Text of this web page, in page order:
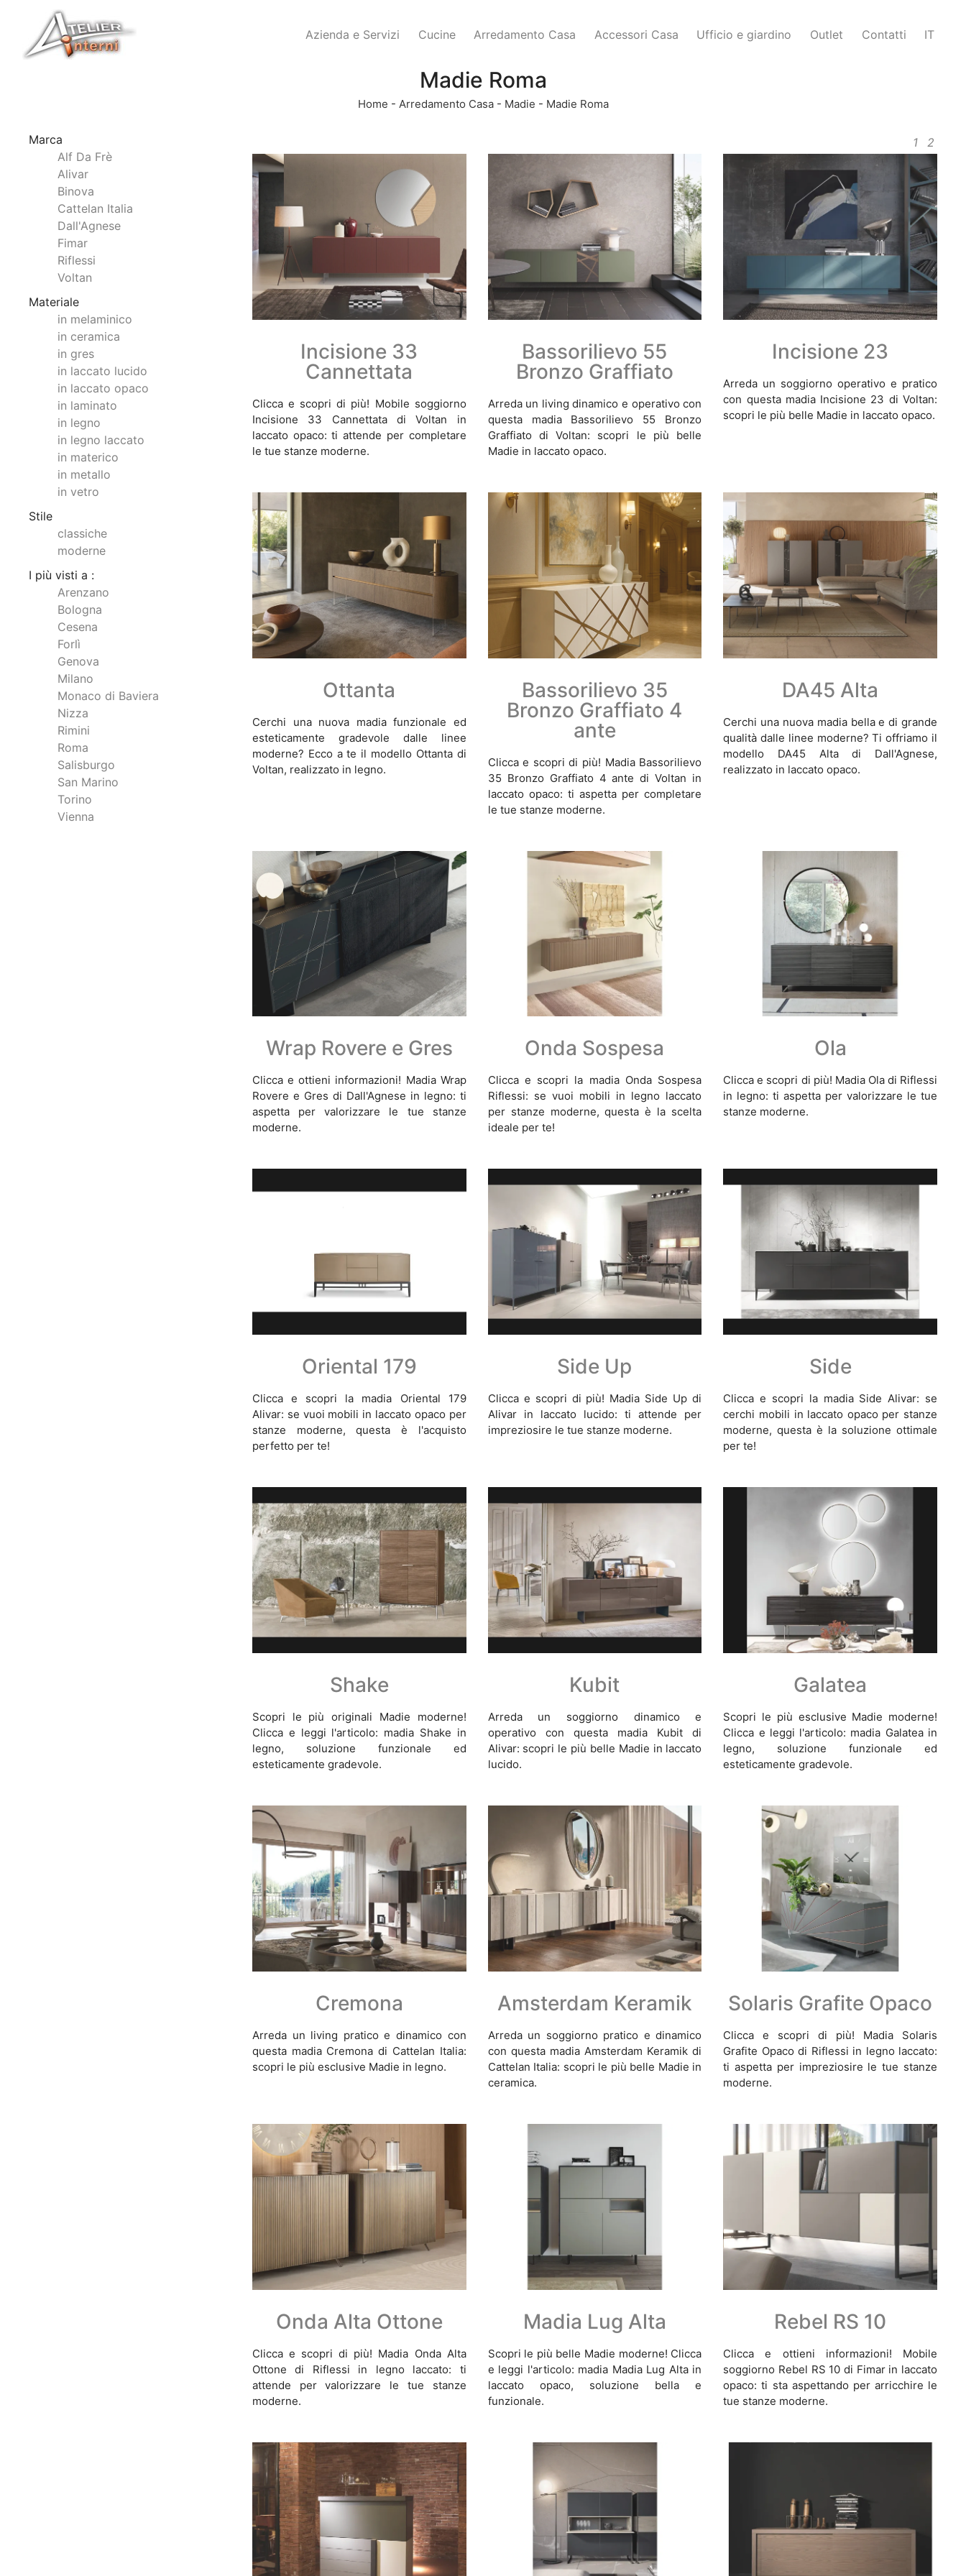
Azienda e Servizi Cucine Arredamento Casa Accessori Casa Ufficio e giardino Outlet Contatti IT
Madie Roma
Home - Arredamento Casa- Madie - Madie Roma
Marca
Alf Da Frè
Alivar
Binova
Cattelan Italia
Dall'Agnese
Fimar
Riflessi
Voltan
Materiale
in melaminico
in ceramica
in gres
in laccato lucido
in laccato opaco
in laminato
in legno
in legno laccato
in materico
in metallo
in vetro
Stile
classiche
moderne
I più visti a :
Arenzano
Bologna
Cesena
Forlì
Genova
Milano
Monaco di Baviera
Nizza
Rimini
Roma
Salisburgo
San Marino
Torino
Vienna
1 2
Incisione 33
Cannettata
Clicca e scopri di più! Mobile soggiorno
Incisione 33 Cannettata di Voltan in
laccato opaco: ti attende per completare
le tue stanze moderne.
Bassorilievo 55
Bronzo Graffiato
Arreda un living dinamico e operativo con
questa madia Bassorilievo 55 Bronzo
Graffiato di Voltan: scopri le più belle
Madie in laccato opaco.
Incisione 23
Arreda un soggiorno operativo e pratico
con questa madia Incisione 23 di Voltan:
scopri le più belle Madie in laccato opaco.
Ottanta
Cerchi una nuova madia funzionale ed
esteticamente gradevole dalle linee
moderne? Ecco a te il modello Ottanta di
Voltan, realizzato in legno.
Bassorilievo 35
Bronzo Graffiato 4
ante
Clicca e scopri di più! Madia Bassorilievo
35 Bronzo Graffiato 4 ante di Voltan in
laccato opaco: ti aspetta per completare
le tue stanze moderne.
DA45 Alta
Cerchi una nuova madia bella e di grande
qualità dalle linee moderne? Ti offriamo il
modello DA45 Alta di Dall'Agnese,
realizzato in laccato opaco.
Wrap Rovere e Gres
Clicca e ottieni informazioni! Madia Wrap
Rovere e Gres di Dall'Agnese in legno: ti
aspetta per valorizzare le tue stanze
moderne.
Onda Sospesa
Clicca e scopri la madia Onda Sospesa
Riflessi: se vuoi mobili in legno laccato
per stanze moderne, questa è la scelta
ideale per te!
Ola
Clicca e scopri di più! Madia Ola di Riflessi
in legno: ti aspetta per valorizzare le tue
stanze moderne.
Oriental 179
Clicca e scopri la madia Oriental 179
Alivar: se vuoi mobili in laccato opaco per
stanze moderne, questa è l'acquisto
perfetto per te!
Side Up
Clicca e scopri di più! Madia Side Up di
Alivar in laccato lucido: ti attende per
impreziosire le tue stanze moderne.
Side
Clicca e scopri la madia Side Alivar: se
cerchi mobili in laccato opaco per stanze
moderne, questa è la soluzione ottimale
per te!
Shake
Scopri le più originali Madie moderne!
Clicca e leggi l'articolo: madia Shake in
legno, soluzione funzionale ed
esteticamente gradevole.
Kubit
Arreda un soggiorno dinamico e
operativo con questa madia Kubit di
Alivar: scopri le più belle Madie in laccato
lucido.
Galatea
Scopri le più esclusive Madie moderne!
Clicca e leggi l'articolo: madia Galatea in
legno, soluzione funzionale ed
esteticamente gradevole.
Cremona
Arreda un living pratico e dinamico con
questa madia Cremona di Cattelan Italia:
scopri le più esclusive Madie in legno.
Amsterdam Keramik
Arreda un soggiorno pratico e dinamico
con questa madia Amsterdam Keramik di
Cattelan Italia: scopri le più belle Madie in
ceramica.
Solaris Grafite Opaco
Clicca e scopri di più! Madia Solaris
Grafite Opaco di Riflessi in legno laccato:
ti aspetta per impreziosire le tue stanze
moderne.
Onda Alta Ottone
Clicca e scopri di più! Madia Onda Alta
Ottone di Riflessi in legno laccato: ti
attende per valorizzare le tue stanze
moderne.
Madia Lug Alta
Scopri le più belle Madie moderne! Clicca
e leggi l'articolo: madia Madia Lug Alta in
laccato opaco, soluzione bella e
funzionale.
Rebel RS 10
Clicca e ottieni informazioni! Mobile
soggiorno Rebel RS 10 di Fimar in laccato
opaco: ti sta aspettando per arricchire le
tue stanze moderne.